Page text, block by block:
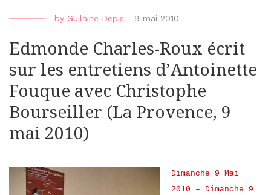
by Guilaine Depis - 9 mai 2010
Edmonde Charles-Roux écrit
sur les entretiens d’Antoinette
Fouque avec Christophe
Bourseiller (La Provence, 9
mai 2010)
Dimanche 9 Mai
2010 – Dimanche 9